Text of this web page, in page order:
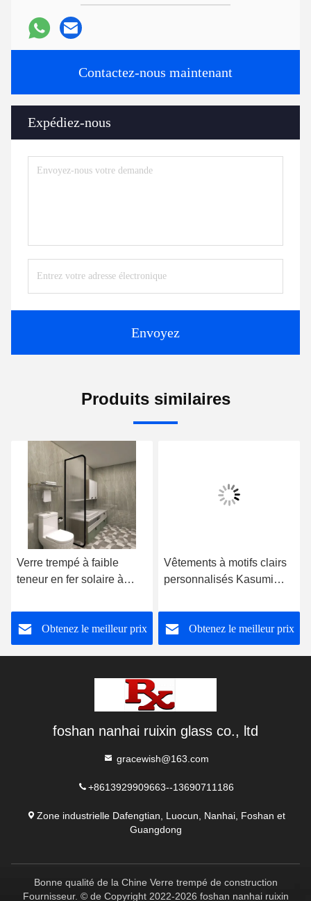
Contactez-nous maintenant
Expédiez-nous
Envoyez
Produits similaires
Verre trempé à faible
teneur en fer solaire à
Super Blanc
Obtenez le meilleur prix
Vêtements à motifs clairs
personnalisés Kasumi
Obtenez le meilleur prix
foshan nanhai ruixin glass co., ltd
gracewish@163.com
+8613929909663--13690711186
Zone industrielle Dafengtian, Luocun, Nanhai, Foshan et
Guangdong
Bonne qualité de la Chine Verre trempé de construction
Fournisseur. © de Copyright 2022-2026 foshan nanhai ruixin